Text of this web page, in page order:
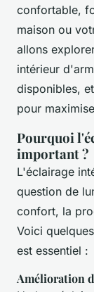
confortable,
maison ou
allons
intérieur
disponibles,
pour
Pourquoi
important ?
L'éclairage
question de
confort, la
Voici
est essentiel :
Amélioration